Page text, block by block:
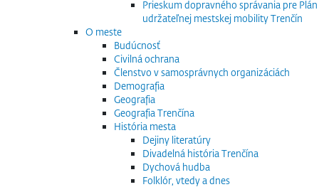
Prieskum dopravného správania pre Plán
udržateľnej mestskej mobility Trenčín
O meste
Budúcnosť
Civilná ochrana
Členstvo v samosprávnych organizáciách
Demografia
Geografia
Geografia Trenčína
História mesta
Dejiny literatúry
Divadelná história Trenčína
Dychová hudba
Folklór, vtedy a dnes